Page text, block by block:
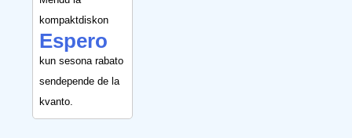
kompaktdiskon
Espero
kun sesona rabato
sendepende de la
kvanto.